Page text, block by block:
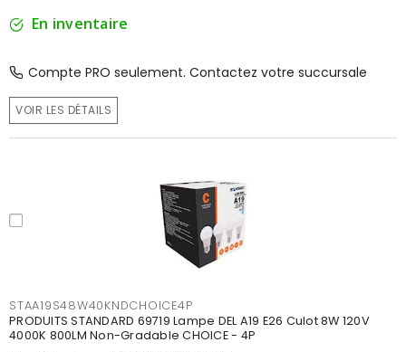
En inventaire
Compte PRO seulement. Contactez votre succursale
VOIR LES DÉTAILS
STAA19S48W40KNDCHOICE4P
PRODUITS STANDARD 69719 Lampe DEL A19 E26 Culot 8W 120V
4000K 800LM Non-Gradable CHOICE - 4P